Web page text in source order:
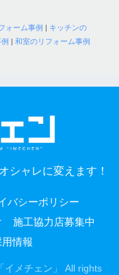
ォーム事例
キッチンの
|和室のリフォーム事例
シャレに変えます！
バシーポリシー
施工協力店募集中
用情報
イメチェン」 All rights